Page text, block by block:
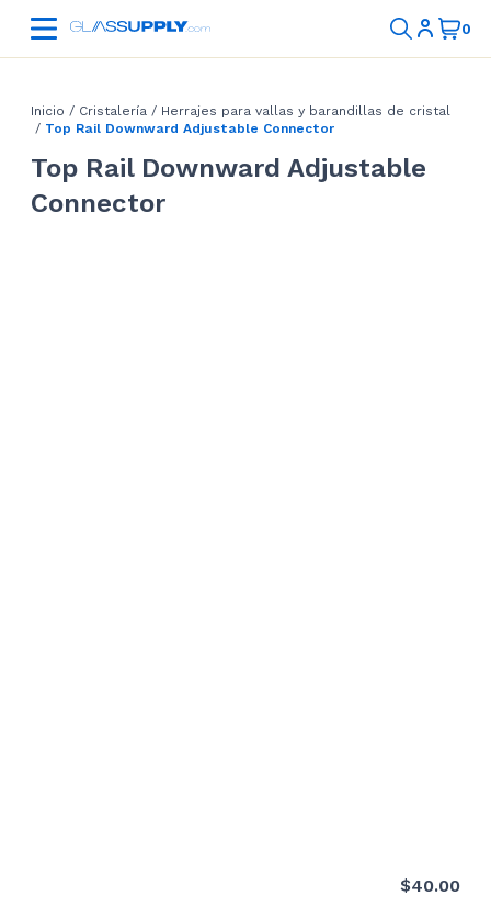
Inicio / Cristalería / Herrajes para vallas y barandillas de cristal
/ Top Rail Downward Adjustable Connector
Top Rail Downward Adjustable
Connector
$40.00